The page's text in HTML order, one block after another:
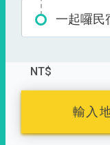
一起囉民
NT$
輸入